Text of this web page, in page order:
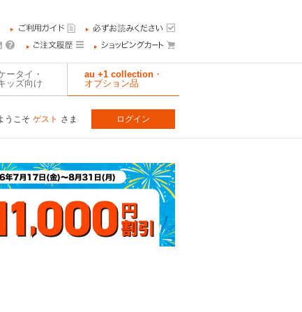
ータイ・
ッズ向け
au +1 collection・
オプション品
うこそ ゲスト さま ログイン